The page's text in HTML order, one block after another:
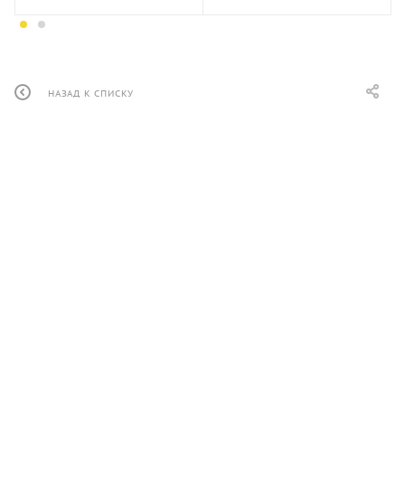
НАЗАД К СПИСКУ